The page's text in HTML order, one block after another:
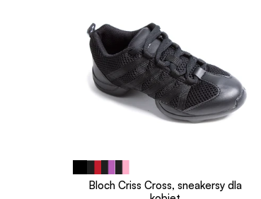
Bloch Criss Cross, sneakersy dla